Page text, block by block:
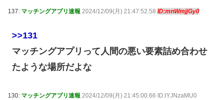
137: マッチングアプリ速報 2024/12/09(月) 21:47:52.58 ID:mnWmjjGy0
>>131
マッチングアプリって人間の悪い要素詰め合わせ
たような場所だよな
130: マッチングアプリ速報 2024/12/09(月) 21:45:00.66 ID:lYJNzaMU0